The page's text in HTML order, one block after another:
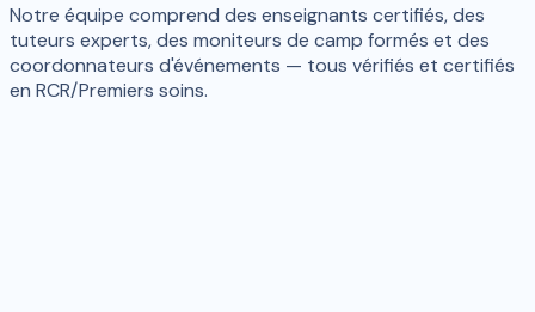
Notre équipe comprend des enseignants certifiés, des
tuteurs experts, des moniteurs de camp formés et des
coordonnateurs d'événements — tous vérifiés et certifiés
en RCR/Premiers soins.